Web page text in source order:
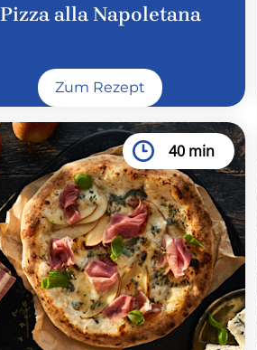
Pizza alla Napoletana
Zum Rezept
40 min